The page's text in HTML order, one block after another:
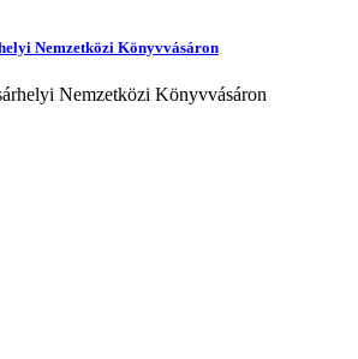
Nemzetközi Könyvvásáron
Nemzetközi Könyvvásáron